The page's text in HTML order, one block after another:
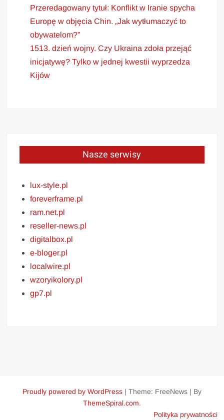
Przeredagowany tytuł: Konflikt w Iranie spycha
Europę w objęcia Chin. „Jak wytłumaczyć to
obywatelom?”
1513. dzień wojny. Czy Ukraina zdoła przejąć
inicjatywę? Tylko w jednej kwestii wyprzedza
Kijów
Nasze serwisy
lux-style.pl
foreverframe.pl
ram.net.pl
reseller-news.pl
digitalbox.pl
e-bloger.pl
localwire.pl
wzoryikolory.pl
gp7.pl
Proudly powered by WordPress | Theme: FreeNews | By
ThemeSpiral.com.
Polityka prywatności